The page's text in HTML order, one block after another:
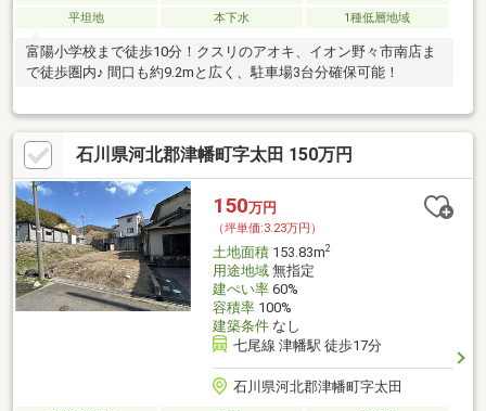
平坦地
本下水 1種低層地域
富陽小学校まで徒歩10分！クスリのアオキ、イオン野々市南店ま
で徒歩圏内♪ 間口も約9.2mと広く、駐車場3台分確保可能！
石川県河北郡津幡町字太田 150万円
150万円
（坪単価:3.23万円）
土地面積153.83m2
用途地域無指定
建ぺい率60%
容積率100%
建築条件なし
七尾線 津幡駅 徒歩17分
石川県河北郡津幡町字太田